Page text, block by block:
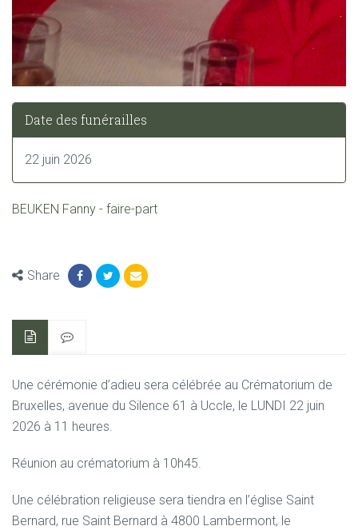
Date des funérailles
22 juin 2026
BEUKEN Fanny - faire-part
Share
Une cérémonie d’adieu sera célébrée au Crématorium de
Bruxelles, avenue du Silence 61 à Uccle, le LUNDI 22 juin
2026 à 11 heures.
Réunion au crématorium à 10h45.
Une célébration religieuse sera tiendra en l’église Saint
Bernard, rue Saint Bernard à 4800 Lambermont, le